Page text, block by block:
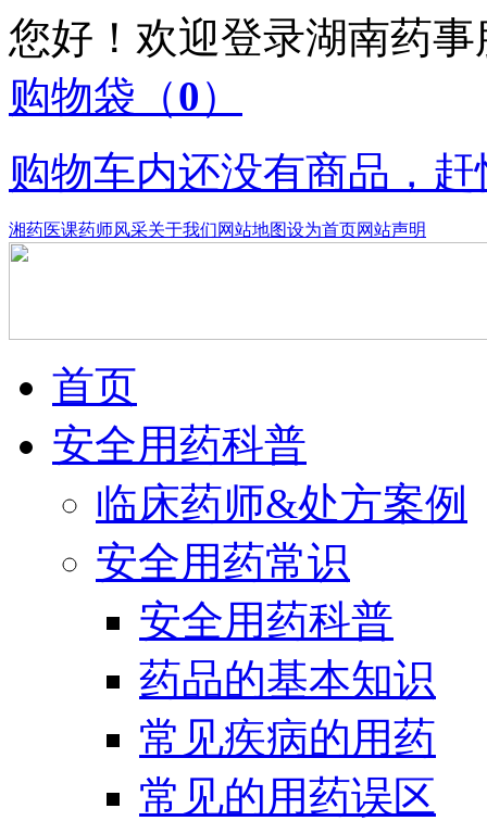
您好！欢迎登录湖南药
购物袋 （0）
购物车内还没有商品，
湘药医课药师风采关于我们网站地图设为首页网站声明
首页
安全用药科普
临床药师&处方案例
安全用药常识
安全用药科普
药品的基本知识
常见疾病的用药
常见的用药误区